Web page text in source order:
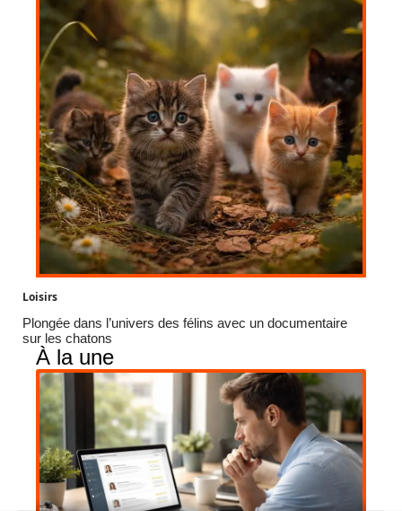
Loisirs
Plongée dans l’univers des félins avec un documentaire
sur les chatons
À la une